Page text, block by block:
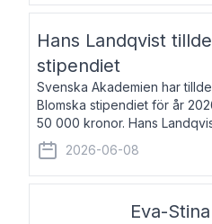
Hans Landqvist
stipendiet
Svenska Akademien har
Blomska stipendiet för år
50 000 kronor. Hans
professor i svenska vid
disputerade år 2000 på
2026-06-08
Eva-